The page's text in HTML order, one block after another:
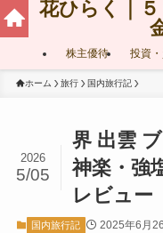
花ひらく｜
株主優待 投資
ホーム 旅行 国内旅行記
界 出雲
神楽・強
レビュー
2026
5/05
国内旅行記 2025年6月